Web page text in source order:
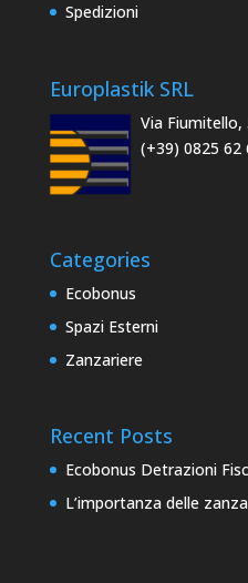
Spedizioni
Europlastik SRL
Via Fiumitello,
(+39) 0825 62
Categories
Ecobonus
Spazi Esterni
Zanzariere
Recent Posts
Ecobonus Detrazioni
L’importanza delle